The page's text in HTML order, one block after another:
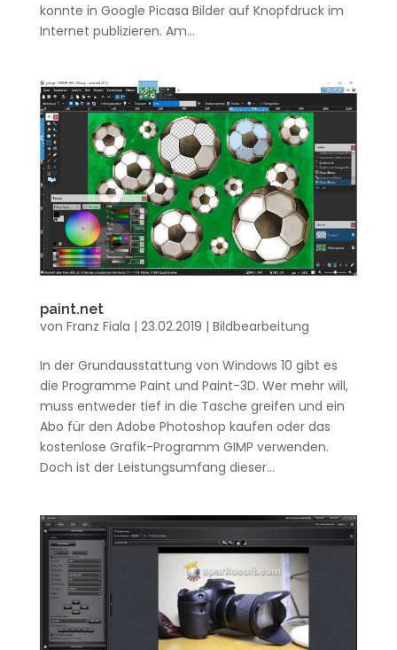
konnte in Google Picasa Bilder auf Knopfdruck im
Internet publizieren. Am...
paint.net
von Franz Fiala | 23.02.2019 | Bildbearbeitung
In der Grundausstattung von Windows 10 gibt es
die Programme Paint und Paint-3D. Wer mehr will,
muss entweder tief in die Tasche greifen und ein
Abo für den Adobe Photoshop kaufen oder das
kostenlose Grafik-Programm GIMP verwenden.
Doch ist der Leistungsumfang dieser...